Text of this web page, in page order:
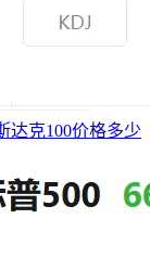
达克100价格多少